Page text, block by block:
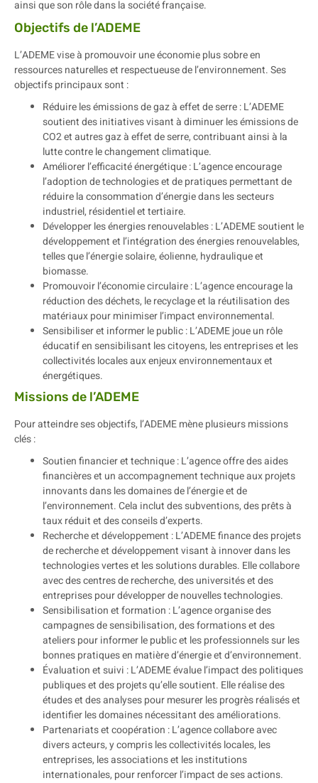
ainsi que son rôle dans la société française.
Objectifs de l’ADEME
L’ADEME vise à promouvoir une économie plus sobre en
ressources naturelles et respectueuse de l’environnement. Ses
objectifs principaux sont :
Réduire les émissions de gaz à effet de serre : L’ADEME
soutient des initiatives visant à diminuer les émissions de
CO2 et autres gaz à effet de serre, contribuant ainsi à la
lutte contre le changement climatique.
Améliorer l’efficacité énergétique : L’agence encourage
l’adoption de technologies et de pratiques permettant de
réduire la consommation d’énergie dans les secteurs
industriel, résidentiel et tertiaire.
Développer les énergies renouvelables : L’ADEME soutient le
développement et l’intégration des énergies renouvelables,
telles que l’énergie solaire, éolienne, hydraulique et
biomasse.
Promouvoir l’économie circulaire : L’agence encourage la
réduction des déchets, le recyclage et la réutilisation des
matériaux pour minimiser l’impact environnemental.
Sensibiliser et informer le public : L’ADEME joue un rôle
éducatif en sensibilisant les citoyens, les entreprises et les
collectivités locales aux enjeux environnementaux et
énergétiques.
Missions de l’ADEME
Pour atteindre ses objectifs, l’ADEME mène plusieurs missions
clés :
Soutien financier et technique : L’agence offre des aides
financières et un accompagnement technique aux projets
innovants dans les domaines de l’énergie et de
l’environnement. Cela inclut des subventions, des prêts à
taux réduit et des conseils d’experts.
Recherche et développement : L’ADEME finance des projets
de recherche et développement visant à innover dans les
technologies vertes et les solutions durables. Elle collabore
avec des centres de recherche, des universités et des
entreprises pour développer de nouvelles technologies.
Sensibilisation et formation : L’agence organise des
campagnes de sensibilisation, des formations et des
ateliers pour informer le public et les professionnels sur les
bonnes pratiques en matière d’énergie et d’environnement.
Évaluation et suivi : L’ADEME évalue l’impact des politiques
publiques et des projets qu’elle soutient. Elle réalise des
études et des analyses pour mesurer les progrès réalisés et
identifier les domaines nécessitant des améliorations.
Partenariats et coopération : L’agence collabore avec
divers acteurs, y compris les collectivités locales, les
entreprises, les associations et les institutions
internationales, pour renforcer l’impact de ses actions.